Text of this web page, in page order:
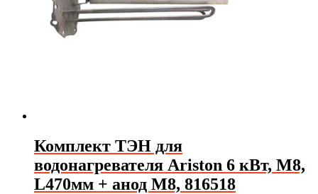
Комплект ТЭН для
водонагревателя Ariston 6 кВт, М8,
L470мм + анод М8, 816518